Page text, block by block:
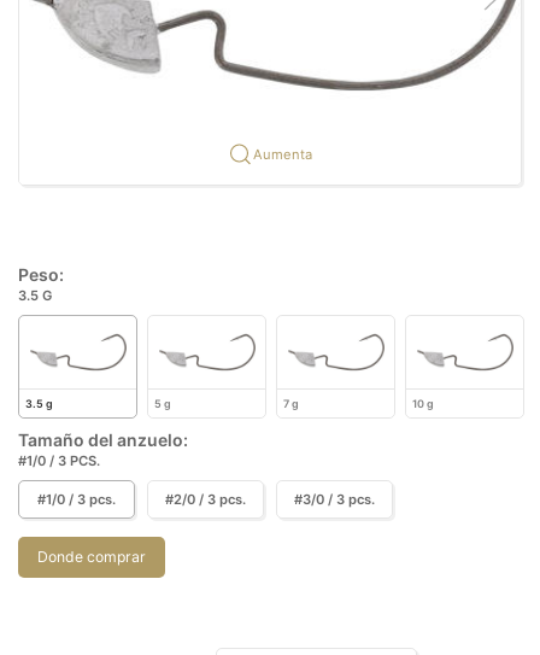
Aumenta
Peso:
3.5 G
3.5 g 5 g 7 g 10 g
Tamaño del anzuelo:
#1/0 / 3 PCS.
#1/0 / 3 pcs. #2/0 / 3 pcs. #3/0 / 3 pcs.
Donde comprar